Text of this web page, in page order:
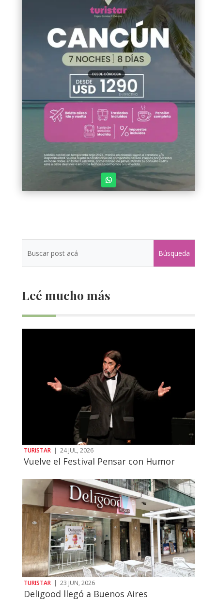
Leé mucho más
TURISTAR | 24 JUL, 2026
Vuelve el Festival Pensar con Humor
TURISTAR | 23 JUN, 2026
Deligood llegó a Buenos Aires